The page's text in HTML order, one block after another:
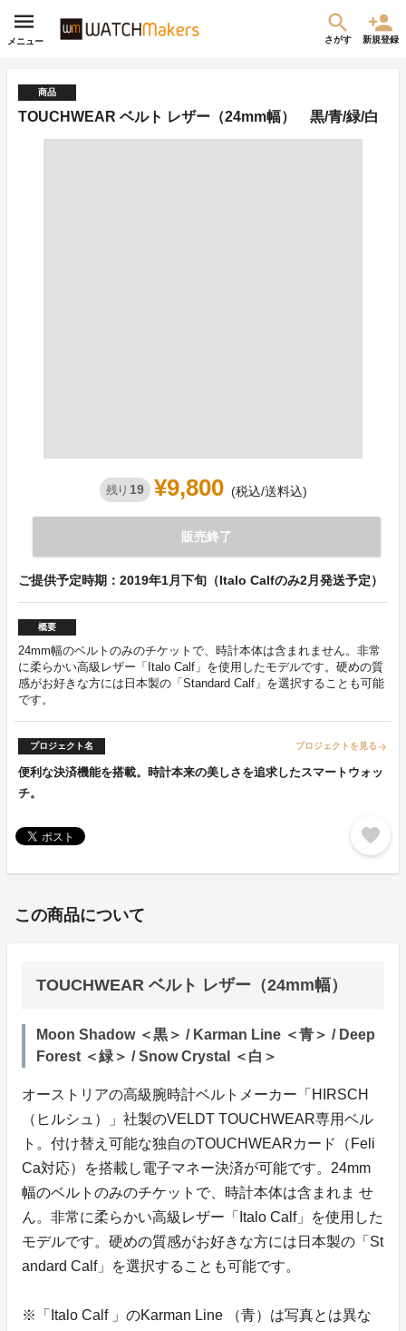
メニュー さがす 新規登録
商品
TOUCHWEAR ベルト レザー（24mm幅） 黒/青/緑/白
残り 19 ¥9,800 (税込/送料込)
販売終了
ご提供予定時期：2019年1月下旬（Italo Calfのみ2月発送予定）
概要
24mm幅のベルトのみのチケットで、時計本体は含まれません。非常
に柔らかい高級レザー「Italo Calf」を使用したモデルです。硬めの質
感がお好きな方には日本製の「Standard Calf」を選択することも可能
です。
プロジェクト名 プロジェクトを見る arrow_forward
便利な決済機能を搭載。時計本来の美しさを追求したスマートウォッ
チ。
favorite
この商品について
TOUCHWEAR ベルト レザー（24mm幅）
Moon Shadow ＜黒＞ / Karman Line ＜青＞ / Deep
Forest ＜緑＞ / Snow Crystal ＜白＞
オーストリアの高級腕時計ベルトメーカー「HIRSCH
（ヒルシュ）」社製のVELDT TOUCHWEAR専用ベル
ト。付け替え可能な独自のTOUCHWEARカード（Feli
Ca対応）を搭載し電子マネー決済が可能です。24mm
幅のベルトのみのチケットで、時計本体は含まれま せ
ん。非常に柔らかい高級レザー「Italo Calf」を使用した
モデルです。硬めの質感がお好きな方には日本製の「St
andard Calf」を選択することも可能です。
※「Italo Calf 」のKarman Line （青）は写真とは異な